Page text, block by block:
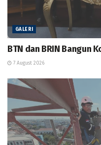
GALERI
BTN dan BRIN Bangun
7 August 2026